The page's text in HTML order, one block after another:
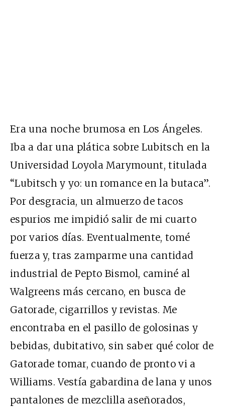
Era una noche brumosa en Los Ángeles.
Iba a dar una plática sobre Lubitsch en la
Universidad Loyola Marymount, titulada
“Lubitsch y yo: un romance en la butaca”.
Por desgracia, un almuerzo de tacos
espurios me impidió salir de mi cuarto
por varios días. Eventualmente, tomé
fuerza y, tras zamparme una cantidad
industrial de Pepto Bismol, caminé al
Walgreens más cercano, en busca de
Gatorade, cigarrillos y revistas. Me
encontraba en el pasillo de golosinas y
bebidas, dubitativo, sin saber qué color de
Gatorade tomar, cuando de pronto vi a
Williams. Vestía gabardina de lana y unos
pantalones de mezclilla aseñorados,